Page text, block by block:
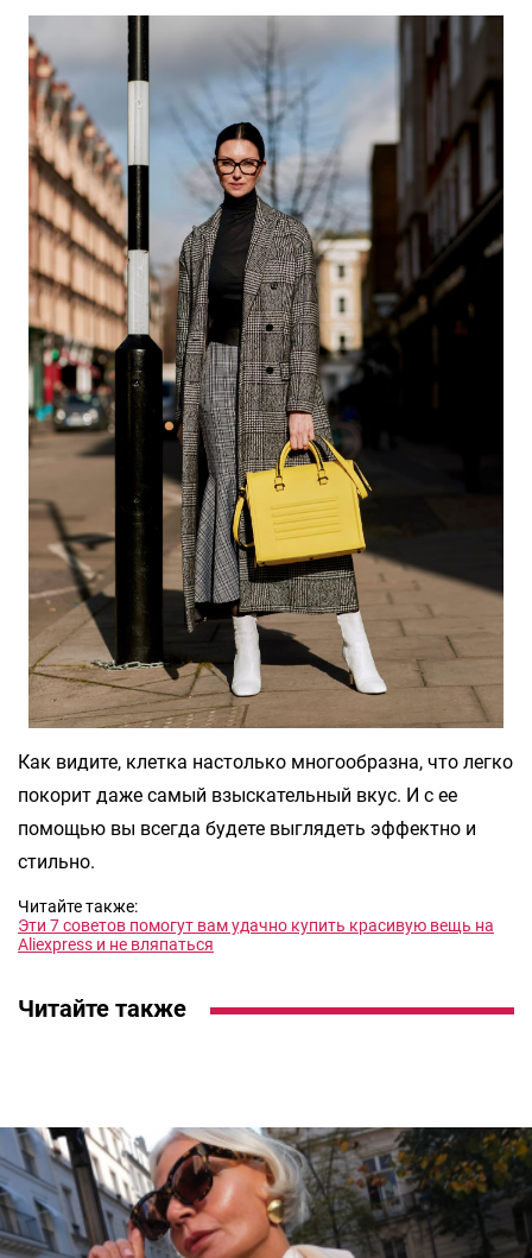
Как видите, клетка настолько многообразна, что легко
покорит даже самый взыскательный вкус. И с ее
помощью вы всегда будете выглядеть эффектно и
стильно.
Читайте также:
Эти 7 советов помогут вам удачно купить красивую вещь на
Aliexpress и не вляпаться
Читайте также